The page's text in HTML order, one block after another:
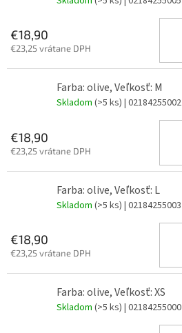
€18,90
€23,25 vrátane DPH
Farba: olive, Veľkosť: M
Skladom (>5 ks) | 02184255002
€18,90
€23,25 vrátane DPH
Farba: olive, Veľkosť: L
Skladom (>5 ks) | 02184255003
€18,90
€23,25 vrátane DPH
Farba: olive, Veľkosť: XS
Skladom (>5 ks) | 02184255000